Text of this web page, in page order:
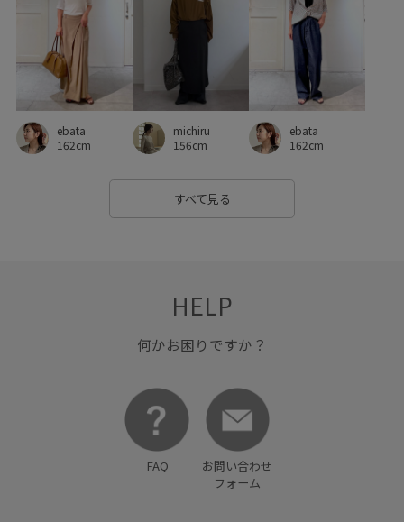
快適な着心地 本革 活躍する一着
牛革 着やすい 着回しやすい 穿き心地が良い
落ち感 薄手 透け感 麻
ebata
162cm
michiru
156cm
ebata
162cm
すべて見る
HELP
何かお困りですか？
FAQ
お問い合わせ
フォーム